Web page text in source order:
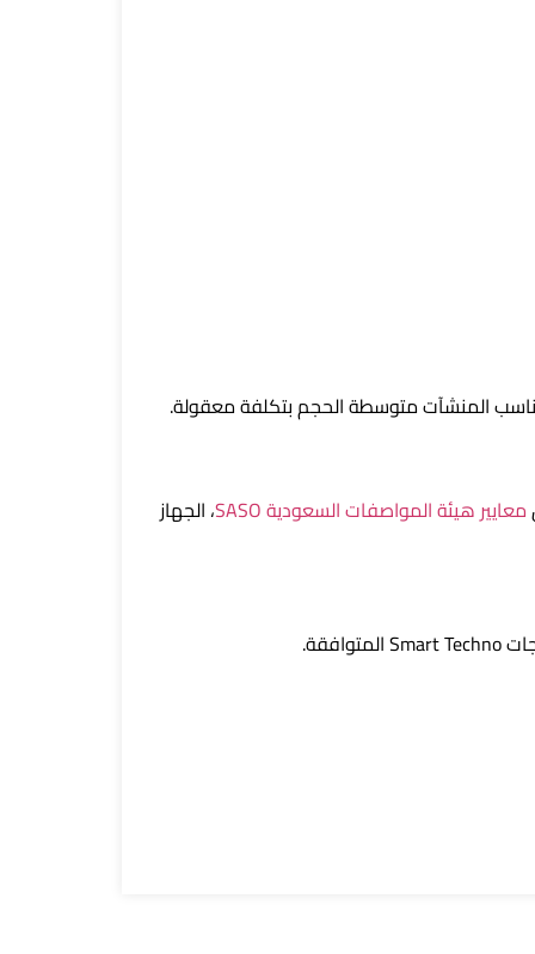
معايير هيئة المواصفات السعودية SASO
، الجهاز